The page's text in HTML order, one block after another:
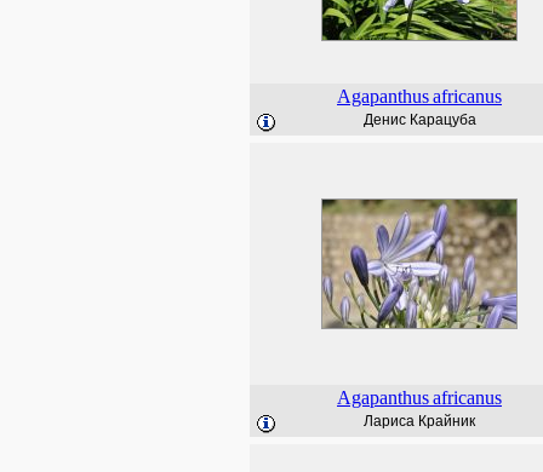
Agapanthusafricanus
Денис Карацуба
Agapanthusafricanus
Лариса Крайник